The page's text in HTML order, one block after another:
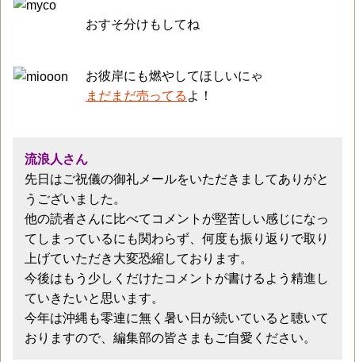
おすそ分けもしてね
お彼岸にも燃やしてほしいにゃ
まだまだ売ってる よ！
流浪人さん
先日はご祝儀の御礼メールをいただきましてありがと
うございました。
他の読者さんに比べてコメントが堅苦しい感じになっ
てしまっているにも関わらず、何度も振り返りで取り
上げていただき大変恐縮しております。
今後はもう少しくだけたコメントが書けるよう精進し
ていきたいと思います。
今年は沖縄も零連に無く暑い日が続いていると聴いて
おりますので、編集部の皆さまもご自愛ください。